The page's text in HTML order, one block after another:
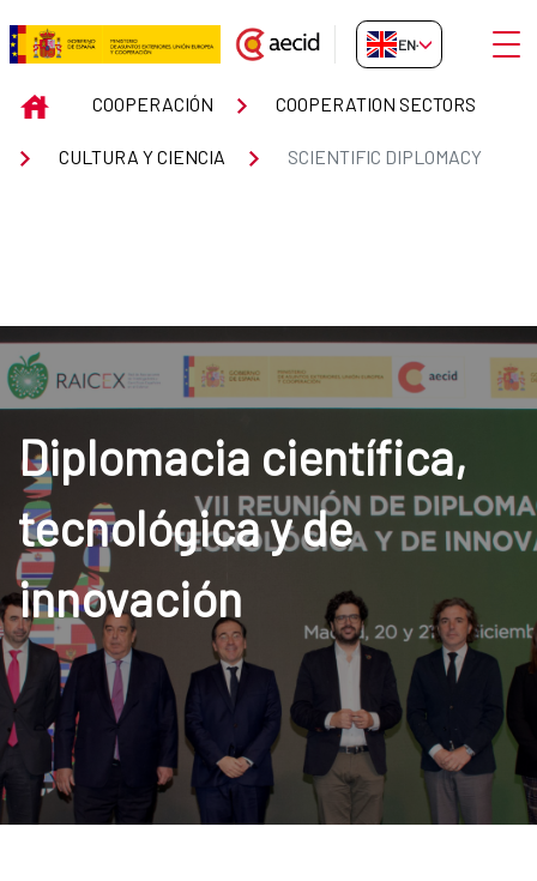
Skip to Main Content
SCIENTIFIC DIPLOMACY
EN-GB
INICIOCOOPERACIÓN COOPERATION SECTORS
CULTURA Y CIENCIA SCIENTIFIC DIPLOMACY
Diplomacia científica,
tecnológica y de
innovación